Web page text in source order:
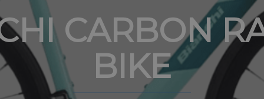
CARBON
BIKE